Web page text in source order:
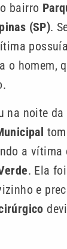
bairro
(SP).
o homem,
na noite da
a vítima
. Ela
e